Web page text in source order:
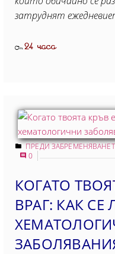
затруднят
От24 часа
ПРЕДИ
0
КОГАТО
ВРАГ: КАК СЕ